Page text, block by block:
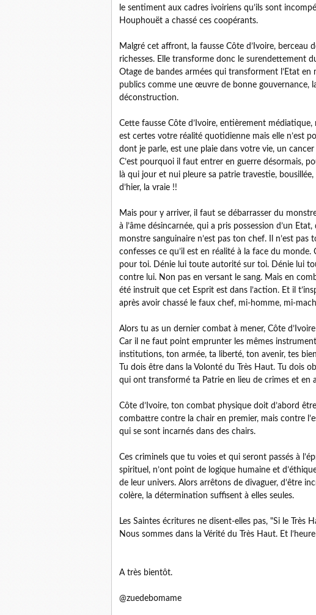
le sentiment aux cadres ivoiriens qu’ils sont
Houphouët a chassé ces coopérants.
Malgré cet affront, la fausse Côte d’Ivoire, berceau
richesses. Elle transforme donc le surendettement
Otage de bandes armées qui transforment l’Etat
publics comme une œuvre de bonne gouvernance,
déconstruction.
Cette fausse Côte d’Ivoire, entièrement médiatique,
est certes votre réalité quotidienne mais elle n’est
dont je parle, est une plaie dans votre vie, un
C’est pourquoi il faut entrer en guerre désormais,
là qui jour et nui pleure sa patrie travestie,
d’hier, la vraie !!
Mais pour y arriver, il faut se débarrasser du
à l’âme désincarnée, qui a pris possession d’un
monstre sanguinaire n’est pas ton chef. Il n’est
confesses ce qu’il est en réalité à la face du
pour toi. Dénie lui toute autorité sur toi. Dénie lui
contre lui. Non pas en versant le sang. Mais en
été instruit que cet Esprit est dans l’action. Et il
après avoir chassé le faux chef, mi-homme, mi-
Alors tu as un dernier combat à mener, Côte
Car il ne faut point emprunter les mêmes
institutions, ton armée, ta liberté, ton avenir, tes
Tu dois être dans la Volonté du Très Haut. Tu dois
qui ont transformé ta Patrie en lieu de crimes et en
Côte d’Ivoire, ton combat physique doit d’abord
combattre contre la chair en premier, mais contre
qui se sont incarnés dans des chairs.
Ces criminels que tu voies et qui seront passés à
spirituel, n’ont point de logique humaine et
de leur univers. Alors arrêtons de divaguer, d’être
colère, la détermination suffisent à elles seules.
Les Saintes écritures ne disent-elles pas, "Si le
Nous sommes dans la Vérité du Très Haut. Et
A très bientôt.
@zuedebomame